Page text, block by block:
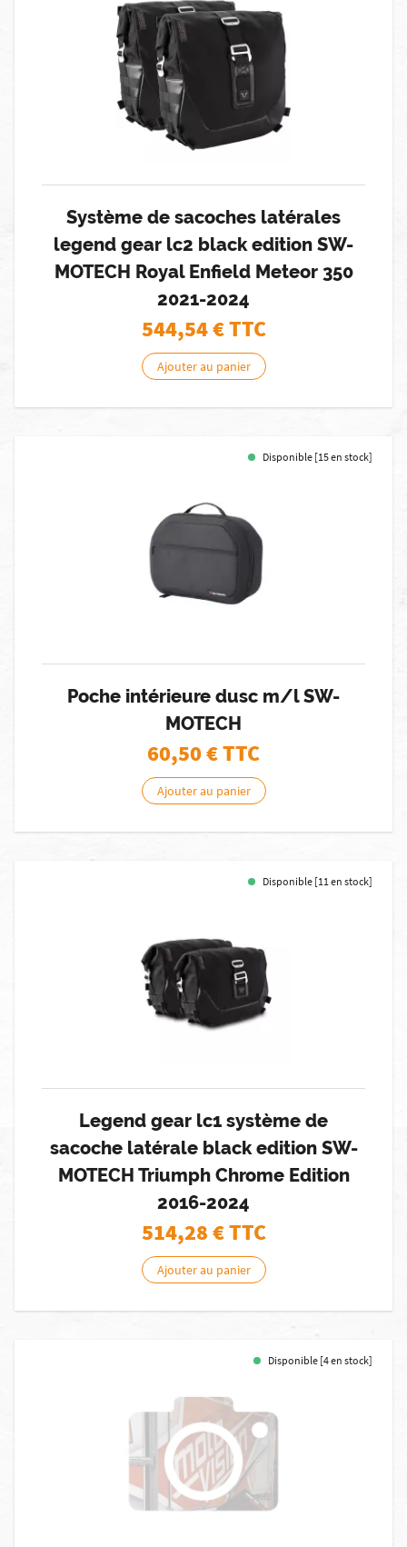
Système de sacoches latérales
legend gear lc2 black edition SW-
MOTECH Royal Enfield Meteor 350
2021-2024
544,54€ TTC
Ajouter au panier
Disponible [15 en stock]
Poche intérieure dusc m/l SW-
MOTECH
60,50€ TTC
Ajouter au panier
Disponible [11 en stock]
Legend gear lc1 système de
sacoche latérale black edition SW-
MOTECH Triumph Chrome Edition
2016-2024
514,28€ TTC
Ajouter au panier
Disponible [4 en stock]